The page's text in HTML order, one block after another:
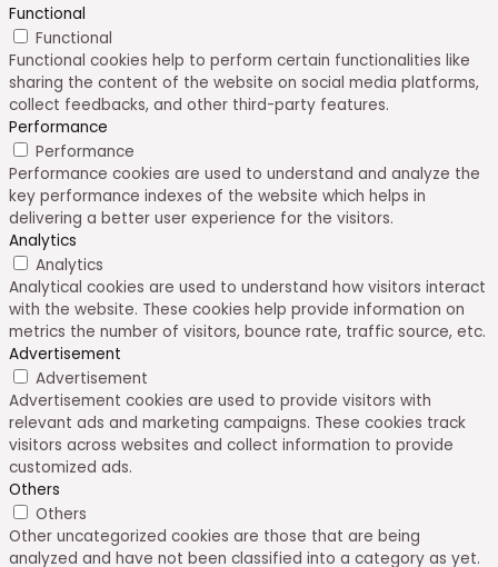
Functional
Functional
Functional cookies help to perform certain functionalities like
sharing the content of the website on social media platforms,
collect feedbacks, and other third-party features.
Performance
Performance
Performance cookies are used to understand and analyze the
key performance indexes of the website which helps in
delivering a better user experience for the visitors.
Analytics
Analytics
Analytical cookies are used to understand how visitors interact
with the website. These cookies help provide information on
metrics the number of visitors, bounce rate, traffic source, etc.
Advertisement
Advertisement
Advertisement cookies are used to provide visitors with
relevant ads and marketing campaigns. These cookies track
visitors across websites and collect information to provide
customized ads.
Others
Others
Other uncategorized cookies are those that are being
analyzed and have not been classified into a category as yet.